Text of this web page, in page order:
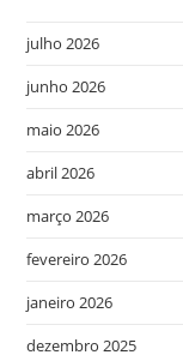
julho 2026
junho 2026
maio 2026
abril 2026
março 2026
fevereiro 2026
janeiro 2026
dezembro 2025